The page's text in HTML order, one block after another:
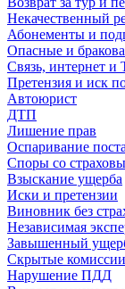
Некачественный
Абонементы и
Опасные и
Связь, интернет и
Претензия и иск
Автоюрист
ДТП
Лишение прав
Оспаривание
Споры со
Взыскание ущерба
Иски и претензии
Виновник без
Независимая
Завышенный
Скрытые комиссии
Нарушение ПДД